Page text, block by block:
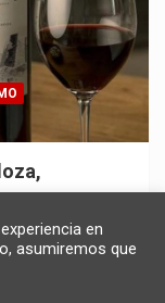
en
asumiremos que